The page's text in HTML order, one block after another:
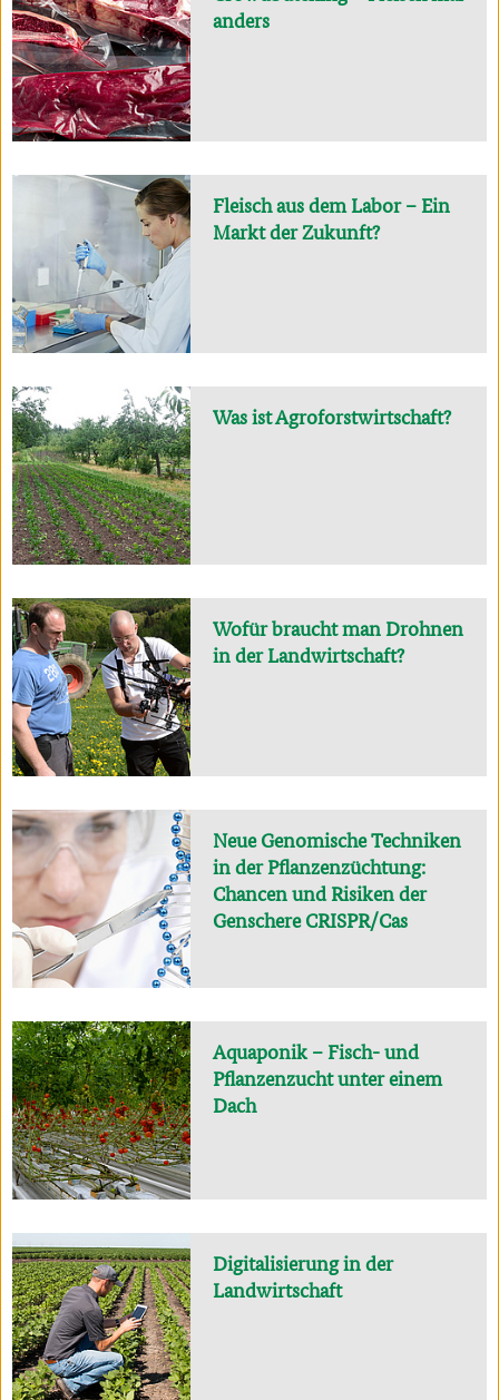
anders
Fleisch aus dem Labor – Ein
Markt der Zukunft?
Was ist Agroforstwirtschaft?
Wofür braucht man Drohnen
in der Landwirtschaft?
Neue Genomische Techniken
in der Pflanzenzüchtung:
Chancen und Risiken der
Genschere CRISPR/Cas
Aquaponik – Fisch- und
Pflanzenzucht unter einem
Dach
Digitalisierung in der
Landwirtschaft